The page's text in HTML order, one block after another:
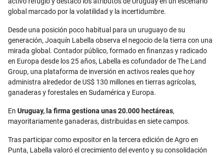
global marcado por la volatilidad y la incertidumbre.
Desde una posición poco habitual para un uruguayo de su
generación, Joaquín Labella observa el negocio de la tierra con una
mirada global. Contador público, formado en finanzas y radicado
en Europa desde los 25 años, Labella es cofundador deThe Land
Group, una plataforma de inversión en activos reales que hoy
administra alrededor de US$ 130 millones en tierras agrícolas,
ganaderas y forestales en Sudamérica y Europa.
En Uruguay, la firma gestiona unas 20.000 hectáreas,
mayoritariamente ganaderas, distribuidas en siete campos.
Tras participar como expositor en la tercera edición de Agro en
Punta, Labella valoró el crecimiento del evento y su consolidación